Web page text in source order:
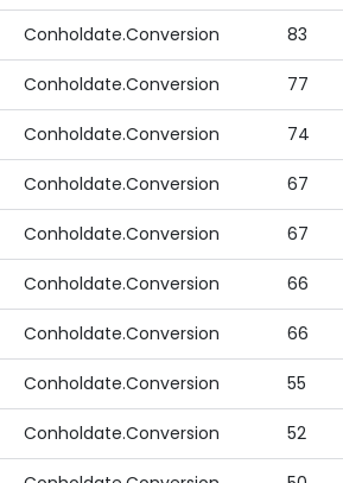
Conholdate.Conversion 83
Conholdate.Conversion 77
Conholdate.Conversion 74
Conholdate.Conversion 67
Conholdate.Conversion 67
Conholdate.Conversion 66
Conholdate.Conversion 66
Conholdate.Conversion 55
Conholdate.Conversion 52